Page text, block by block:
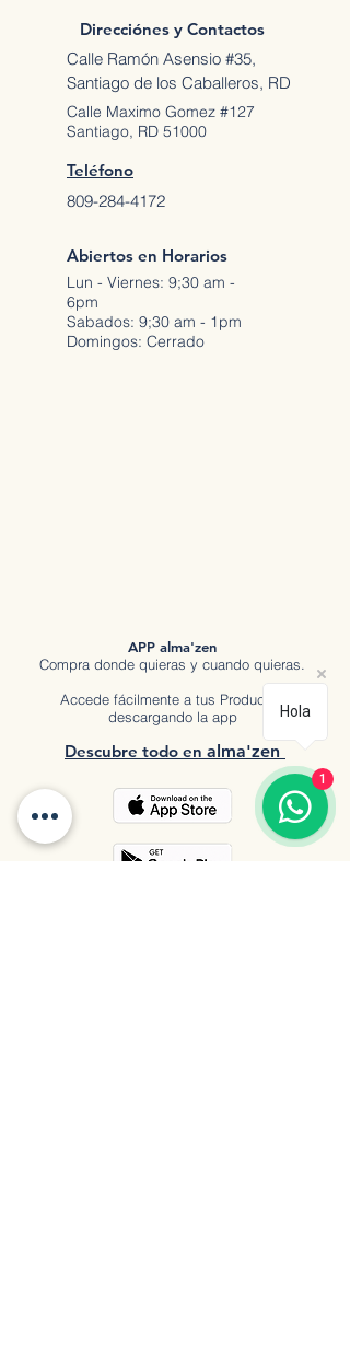
Direcciónes y Contactos
Calle Ramón Asensio #35,
Santiago de los Caballeros, RD
Calle Maximo Gomez #127
Santiago, RD 51000
Teléfono
809-284-4172
Abiertos en Horarios
Lun - Viernes: 9;30 am -
6pm
Sabados: 9;30 am - 1pm
Domingos: Cerrado
APP alma'zen
Compra donde quieras y cuando quieras.
Accede fácilmente a tus Productos
descargando la app
Descubre todo en a lma'zen
Hola
1